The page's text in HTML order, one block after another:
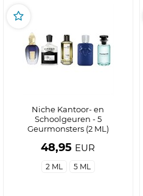
Niche Kantoor- en
Schoolgeuren - 5
Geurmonsters (2 ML)
48,95 EUR
2 ML 5 ML